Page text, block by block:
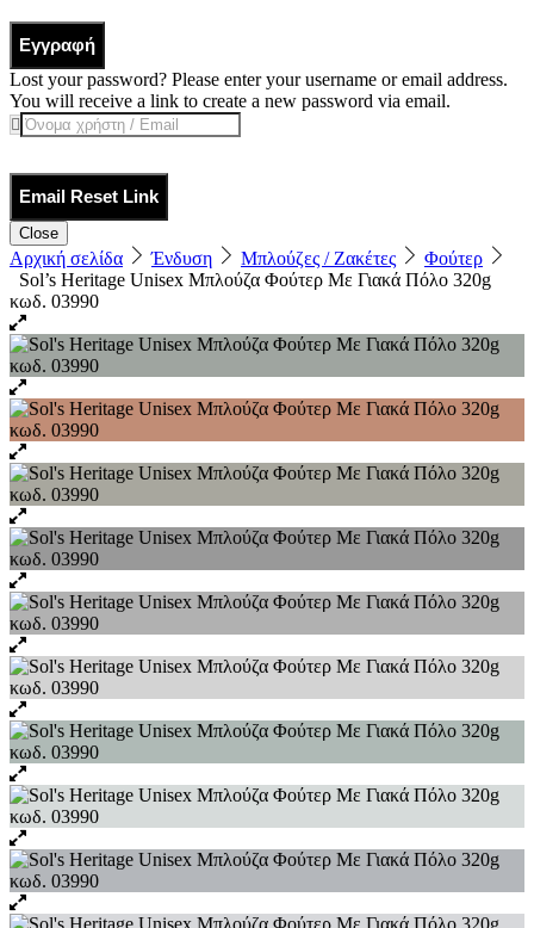
Εγγραφή
Lost your password? Please enter your username or email address.
You will receive a link to create a new password via email.
Email Reset Link
Close
Αρχική σελίδα Ένδυση Μπλούζες / Ζακέτες
Φούτερ
Sol’s Heritage Unisex Μπλούζα Φούτερ Με Γιακά Πόλο 320g
κωδ. 03990